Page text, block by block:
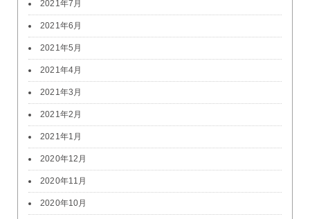
2021年7月
2021年6月
2021年5月
2021年4月
2021年3月
2021年2月
2021年1月
2020年12月
2020年11月
2020年10月